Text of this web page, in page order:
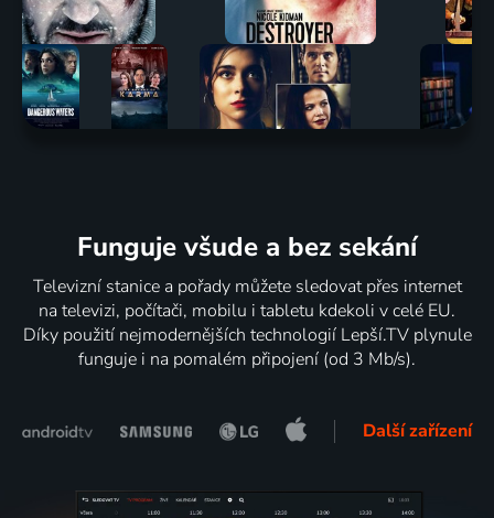
Funguje všude a bez sekání
Televizní stanice a pořady můžete sledovat přes internet
na televizi, počítači, mobilu i tabletu kdekoli v celé EU.
Díky použití nejmodernějších technologií Lepší.TV plynule
funguje i na pomalém připojení (od 3 Mb/s).
Další zařízení